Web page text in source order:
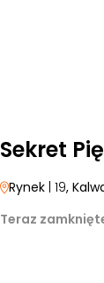
Sekret
Rynek | 19,
Teraz